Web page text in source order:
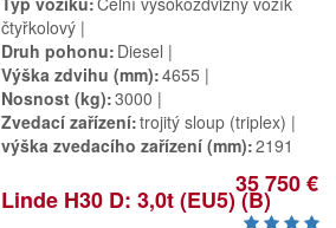
čtyřkolový
Druh pohonu Diesel
Výška zdvihu (mm) 4655
Nosnost (kg) 3000
Zvedací zařízení trojitý sloup (triplex)
výška zvedacího zařízení (mm) 2191
35 750 €
Linde H30 D: 3,0t (EU5) (B)